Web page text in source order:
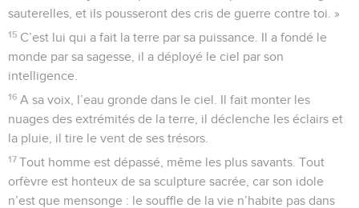
sauterelles, et ils pousseront des cris de guerre contre toi. »
15 C’est lui qui a fait la terre par sa puissance. Il a fondé le
monde par sa sagesse, il a déployé le ciel par son
intelligence.
16 A sa voix, l’eau gronde dans le ciel. Il fait monter les
nuages des extrémités de la terre, il déclenche les éclairs et
la pluie, il tire le vent de ses trésors.
17 Tout homme est dépassé, même les plus savants. Tout
orfèvre est honteux de sa sculpture sacrée, car son idole
n’est que mensonge : le souffle de la vie n’habite pas dans